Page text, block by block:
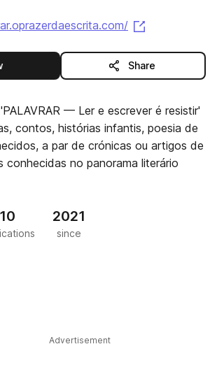
this publisher Share
— Ler e escrever é resistir'
contos, histórias infantis, poesia de
a par de crónicas ou artigos de
conhecidas no panorama literário
10 2021
since
Advertisement